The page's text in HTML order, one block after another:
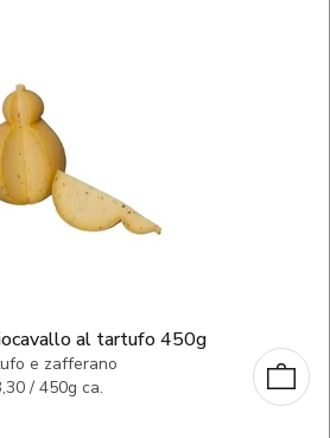
al tartufo 450g
e zafferano
/ 450g ca.